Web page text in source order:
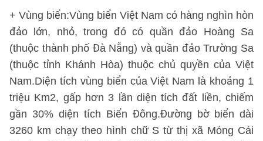
+ Vùng biển:Vùng biển Việt Nam có hàng nghìn hòn
đảo lớn, nhỏ, trong đó có quần đảo Hoàng Sa
(thuộc thành phố Đà Nẵng) và quần đảo Trường Sa
(thuộc tỉnh Khánh Hòa) thuộc chủ quyền của Việt
Nam.Diện tích vùng biển của Việt Nam là khoảng 1
triệu Km2, gấp hơn 3 lần diện tích đất liền, chiếm
gần 30% diện tích Biển Đông.Đường bờ biển dài
3260 km chạy theo hình chữ S từ thị xã Móng Cái